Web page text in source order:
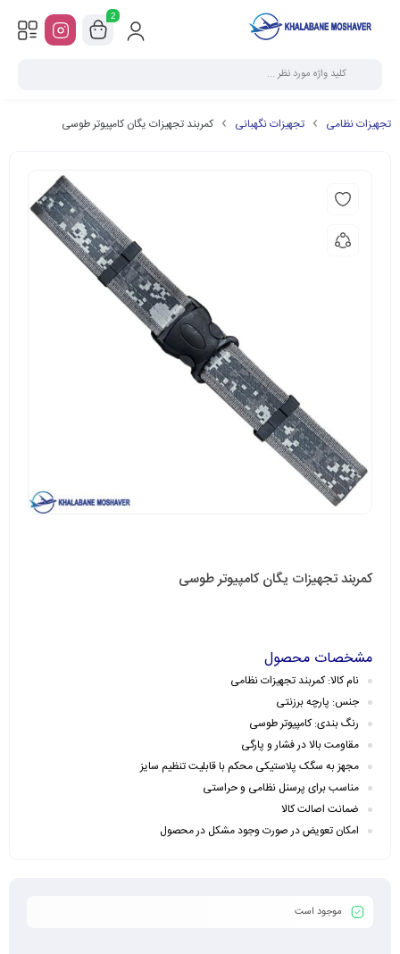
2
تجهیزات نظامی تجهیزات نگهبانی کمربند تجهیزات یگان کامپیوتر طوسی
کمربند تجهیزات یگان کامپیوتر طوسی
مشخصات محصول
نام کالا: کمربند تجهیزات نظامی
جنس: پارچه برزنتی
رنگ بندی: کامپیوتر طوسی
مقاومت بالا در فشار و پارگی
مجهز به سگک پلاستیکی محکم با قابلیت تنظیم سایز
مناسب برای پرسنل نظامی و حراستی
ضمانت اصالت کالا
امکان تعویض در صورت وجود مشکل در محصول
موجود است